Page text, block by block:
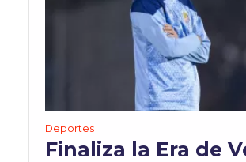
Deportes
Finaliza la Era de